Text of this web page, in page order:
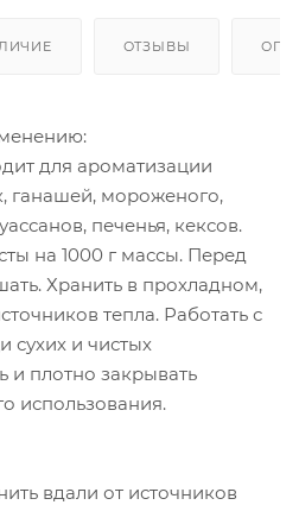
ОТЗЫВЫ
для ароматизации
ганашей, мороженого,
печенья, кексов.
на 1000 г массы. Перед
Хранить в прохладном,
тепла. Работать с
и чистых
и плотно закрывать
использования.
вдали от источников